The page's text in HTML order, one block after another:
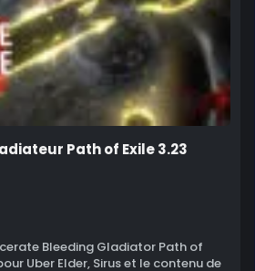
Path of Exile 3.23
Bleeding Gladiator Path of
Uber Elder, Sirus et le contenu de